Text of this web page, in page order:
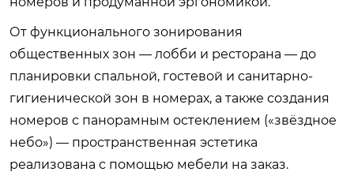
От функционального зонирования
общественных зон — лобби и ресторана — до
планировки спальной, гостевой и санитарно-
гигиенической зон в номерах, а также создания
номеров с панорамным остеклением («звёздное
небо») — пространственная эстетика
реализована с помощью мебели на заказ.